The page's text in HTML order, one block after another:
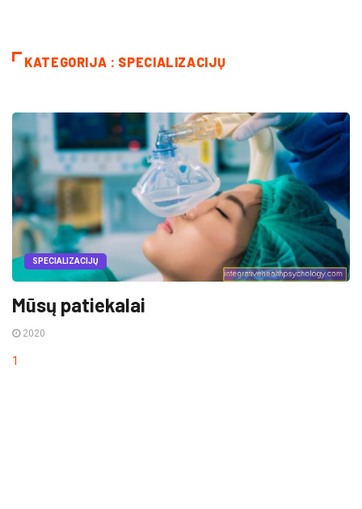
KATEGORIJA : SPECIALIZACIJŲ
SPECIALIZACIJŲ
Mūsų patiekalai
2020
1